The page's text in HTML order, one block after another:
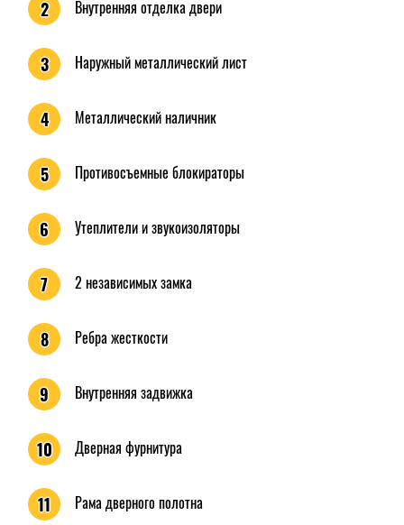
2 Внутренняя отделка двери
3 Наружный металлический лист
4 Металлический наличник
5 Противосъемные блокираторы
6 Утеплители и звукоизоляторы
7 2 независимых замка
8 Ребра жесткости
9 Внутренняя задвижка
10 Дверная фурнитура
11 Рама дверного полотна